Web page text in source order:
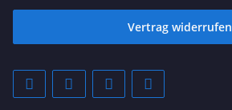
Vertrag widerrufen